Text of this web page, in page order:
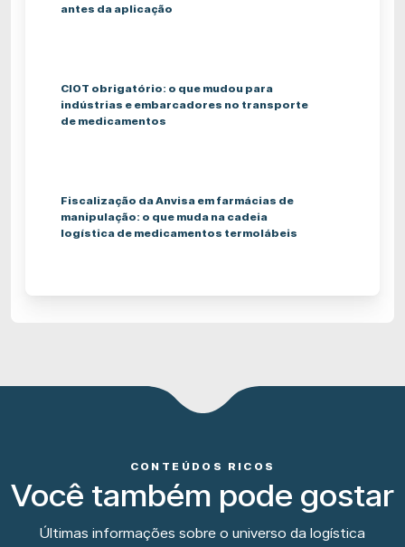
antes da aplicação
CIOT obrigatório: o que mudou para
indústrias e embarcadores no transporte
de medicamentos
Fiscalização da Anvisa em farmácias de
manipulação: o que muda na cadeia
logística de medicamentos termolábeis
CONTEÚDOS RICOS
Você também pode gostar
Últimas informações sobre o universo da logística